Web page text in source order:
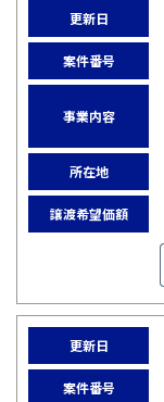
更新日
案件番号
事業内容
所在地
譲渡希望価額
更新日
案件番号